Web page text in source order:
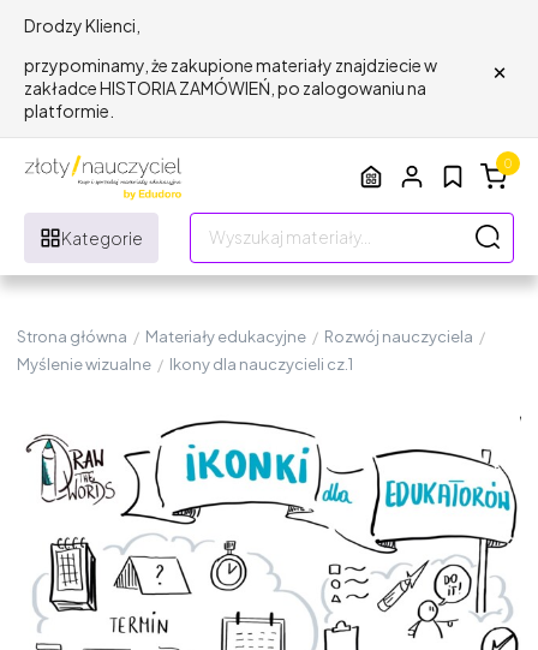
Drodzy Klienci,
przypominamy, że zakupione materiały znajdziecie w
zakładce HISTORIA ZAMÓWIEŃ, po zalogowaniu na
platformie.
×
Kategorie
0
Strona główna / Materiały edukacyjne / Rozwój nauczyciela /
Myślenie wizualne / Ikony dla nauczycieli cz.1